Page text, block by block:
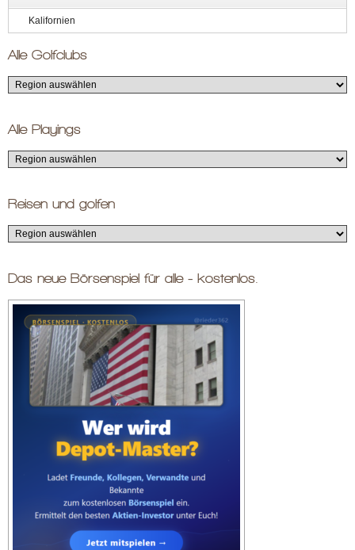
Kalifornien
Alle Golfclubs
Alle Playings
Reisen und golfen
Das neue Börsenspiel für alle - kostenlos.